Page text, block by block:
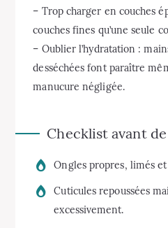
– Trop charger en couches
couches fines qu’une seule
– Oublier l’hydratation :
desséchées font paraître
manucure négligée.
Checklist avant
Ongles propres, limés
Cuticules repoussées
excessivement.